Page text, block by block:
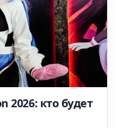
2026: кто будет